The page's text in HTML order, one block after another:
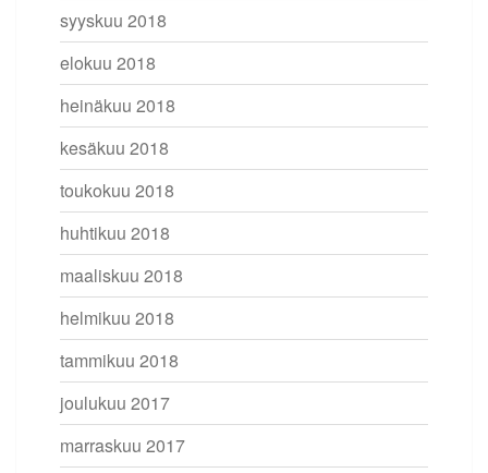
syyskuu 2018
elokuu 2018
heinäkuu 2018
kesäkuu 2018
toukokuu 2018
huhtikuu 2018
maaliskuu 2018
helmikuu 2018
tammikuu 2018
joulukuu 2017
marraskuu 2017